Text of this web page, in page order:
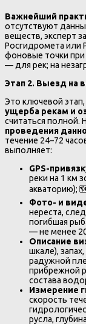
Важнейший
отсутствуют
веществ, эксперт
Росгидромета или
фоновые точки при
— для рек; на
Этап 2. Выезд на
Это ключевой
ущерба рекам и
считаться полной.
проведения
течение 24–72
выполняет:
GPS-
реки на 1 км
акваторию);
Фото- и
нереста,
погибшая
— не менее
Описание
шкале),
радужной
прибрежной
состава
Измерение
скорость
русла,